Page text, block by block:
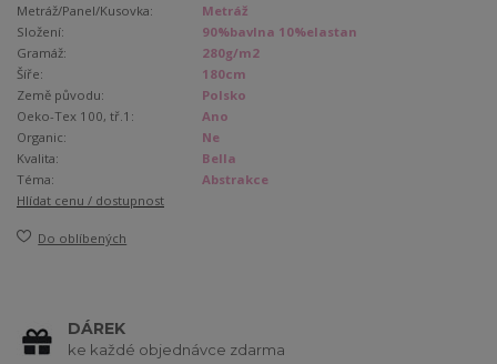
Metráž/Panel/Kusovka:
Metráž
Složení:
90%bavlna 10%elastan
Gramáž:
280g/m2
Šíře:
180cm
Země původu:
Polsko
Oeko-Tex 100, tř.1:
Ano
Organic:
Ne
Kvalita:
Bella
Téma:
Abstrakce
Hlídat cenu / dostupnost
Do oblíbených
DÁREK
ke každé objednávce zdarma